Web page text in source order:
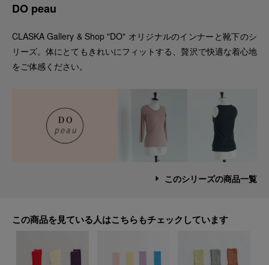
DO peau
CLASKA Gallery & Shop "DO" オリジナルのインナーと靴下のシ
リーズ。体にとてもきれいにフィットする、贅沢で快適な着心地
をご体感ください。
このシリーズの商品一覧
この商品を見ている人はこちらもチェックしています